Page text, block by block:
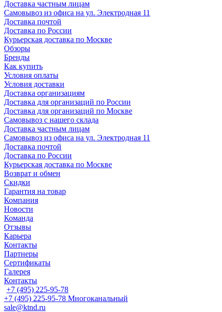
Доставка частным лицам
Самовывоз из офиса на ул. Электродная 11
Доставка почтой
Доставка по России
Курьерская доставка по Москве
Обзоры
Бренды
Как купить
Условия оплаты
Условия доставки
Доставка организациям
Доставка для организаций по России
Доставка для организаций по Москве
Самовывоз с нашего склада
Доставка частным лицам
Самовывоз из офиса на ул. Электродная 11
Доставка почтой
Доставка по России
Курьерская доставка по Москве
Возврат и обмен
Скидки
Гарантия на товар
Компания
Новости
Команда
Отзывы
Карьера
Контакты
Партнеры
Сертификаты
Галерея
Контакты
+7 (495) 225-95-78
+7 (495) 225-95-78 Многоканальный
sale@ktnd.ru